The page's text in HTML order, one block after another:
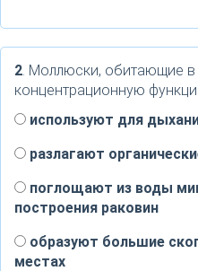
2. Моллюски, обитающие в
концентрационную
используют для
разлагают
поглощают из воды
построения раковин
образуют большие
местах